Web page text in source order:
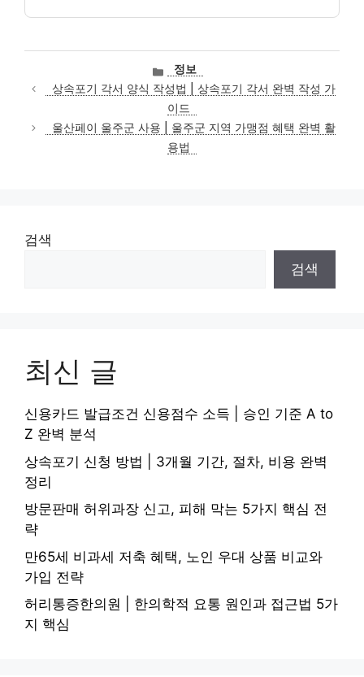
카
테
고
리
정보
상속포기 각서 양식 작성법 | 상속포기 각서 완벽 작성 가
이드
울산페이 울주군 사용 | 울주군 지역 가맹점 혜택 완벽 활
용법
검색
검색
최신 글
신용카드 발급조건 신용점수 소득 | 승인 기준 A to
Z 완벽 분석
상속포기 신청 방법 | 3개월 기간, 절차, 비용 완벽
정리
방문판매 허위과장 신고, 피해 막는 5가지 핵심 전
략
만65세 비과세 저축 혜택, 노인 우대 상품 비교와
가입 전략
허리통증한의원 | 한의학적 요통 원인과 접근법 5가
지 핵심